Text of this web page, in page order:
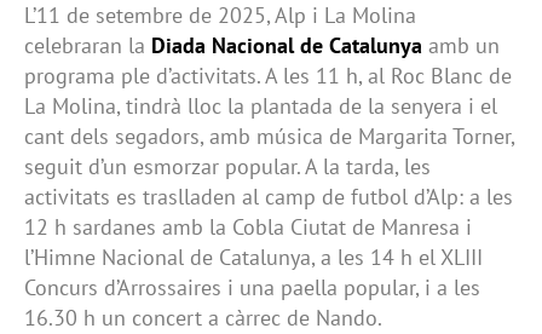
L’11 de setembre de 2025, Alp i La Molina
celebraran la Diada Nacional de Catalunya amb un
programa ple d’activitats. A les 11 h, al Roc Blanc de
La Molina, tindrà lloc la plantada de la senyera i el
cant dels segadors, amb música de Margarita Torner,
seguit d’un esmorzar popular. A la tarda, les
activitats es traslladen al camp de futbol d’Alp: a les
12 h sardanes amb la Cobla Ciutat de Manresa i
l’Himne Nacional de Catalunya, a les 14 h el XLIII
Concurs d’Arrossaires i una paella popular, i a les
16.30 h un concert a càrrec de Nando.